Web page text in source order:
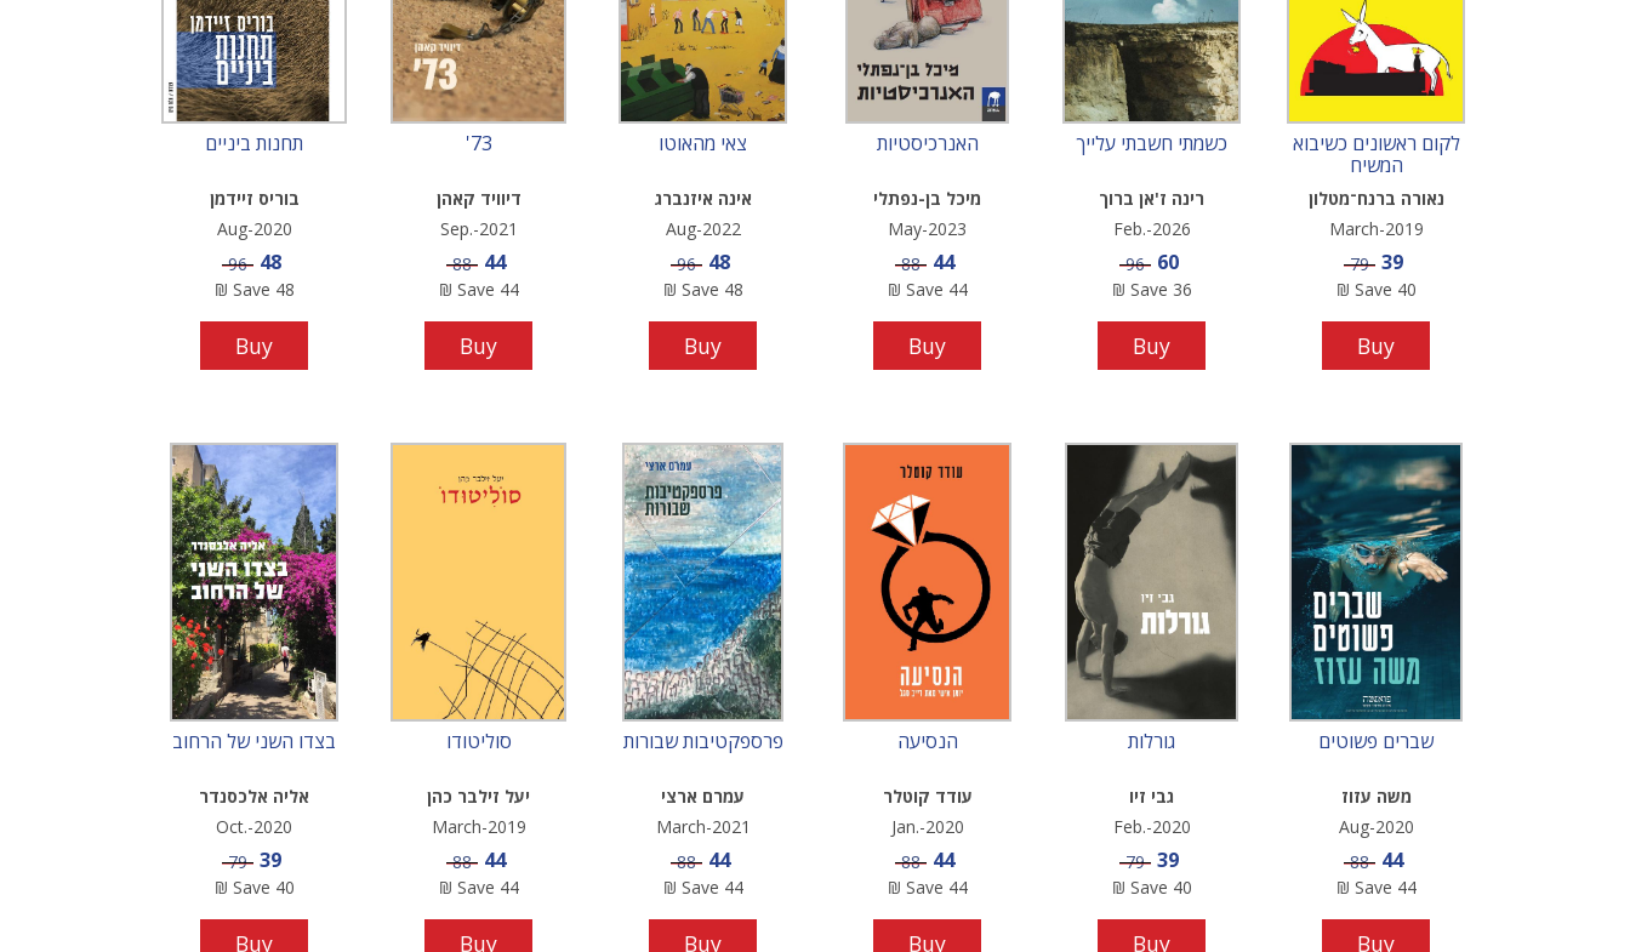
לקום ראשונים כשיבוא
המשיח
נאורה ברנח־מטלון
March-2019
Sale price
39
Price
79
Save 40
₪
Buy
כשמתי חשבתי עלייך
רינה ז'אן ברוך
Feb.-2026
Sale price
60
Price
96
Save 36
₪
Buy
האנרכיסטיות
מיכל בן-נפתלי
May-2023
Sale price
44
Price
88
Save 44
₪
Buy
צאי מהאוטו
אינה איזנברג
Aug-2022
Sale price
48
Price
96
Save 48
₪
Buy
73'
דיוויד קאהן
Sep.-2021
Sale price
44
Price
88
Save 44
₪
Buy
תחנות ביניים
בוריס זיידמן
Aug-2020
Sale price
48
Price
96
Save 48
₪
Buy
שברים פשוטים
משה עזוז
Aug-2020
Sale price
44
Price
88
Save 44
₪
Buy
גורלות
גבי זיו
Feb.-2020
Sale price
39
Price
79
Save 40
₪
Buy
הנסיעה
עודד קוטלר
Jan.-2020
Sale price
44
Price
88
Save 44
₪
Buy
פרספקטיבות שבורות
עמרם ארצי
March-2021
Sale price
44
Price
88
Save 44
₪
Buy
סוליטודו
יעל זילבר כהן
March-2019
Sale price
44
Price
88
Save 44
₪
Buy
בצדו השני של הרחוב
אליה אלכסנדר
Oct.-2020
Sale price
39
Price
79
Save 40
₪
Buy